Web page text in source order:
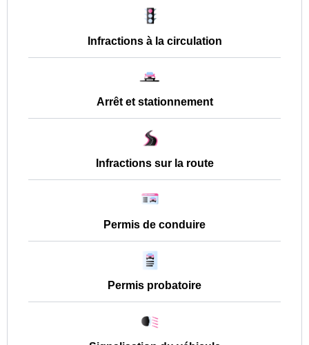
Infractions à la circulation
Arrêt et stationnement
Infractions sur la route
Permis de conduire
Permis probatoire